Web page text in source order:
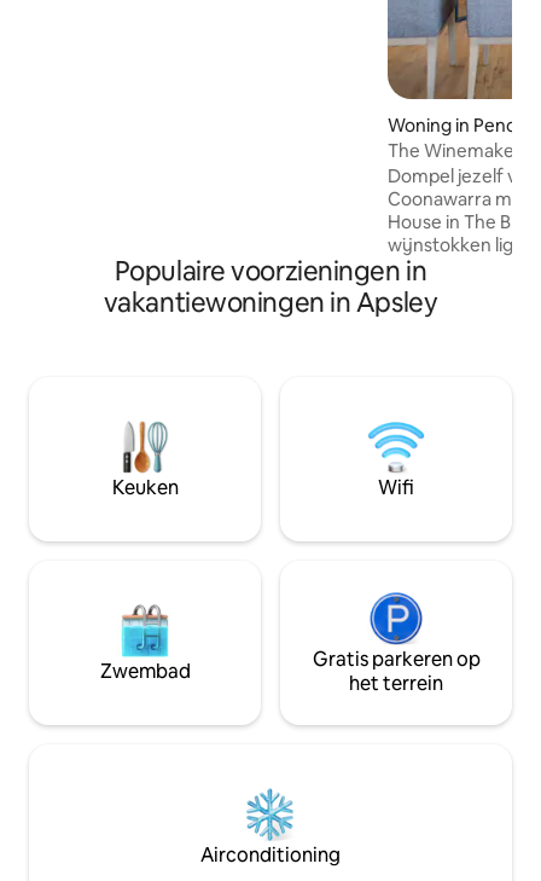
Woning in Penola
The Winemaker's
Dompel jezelf
Coonawarra met
House in The Blok. Gelegen tussen
wijnstokken ligt
slaapkamers op
van de
van Coonawarra.
houtvuur voor de
Ideaal voor een
twee of een leuk
huis is geschikt
Populaire voorzieningen in
vakantiewoningen in Apsley
Keuken Wifi
Zwembad
Gratis parkeren op
het terrein
Airconditioning